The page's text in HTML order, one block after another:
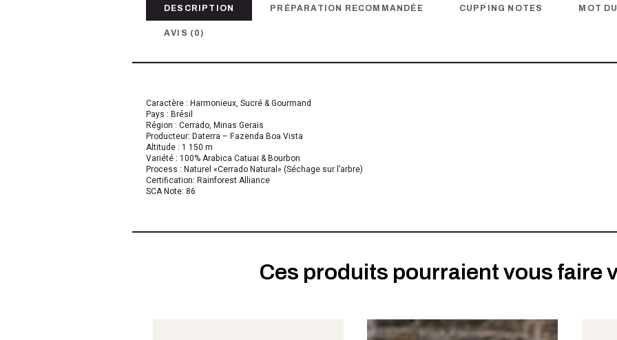
DESCRIPTION PRÉPARATION RECOMMANDÉE CUPPING NOTES MOT
AVIS (0)
Caractère : Harmonieux, Sucré & Gourmand
Pays : Brésil
Région : Cerrado, Minas Gerais
Producteur: Daterra – Fazenda Boa Vista
Altitude : 1 150 m
Variété : 100% Arabica Catuai & Bourbon
Process : Naturel «CerradoNatural» (Séchage sur l’arbre)
Certification: Rainforest Alliance
SCA Note: 86
Ces produits pourraient vous faire